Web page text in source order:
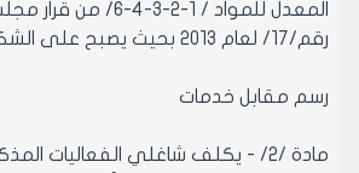
المعدل للمواد / 1-2-3-
رقم/17/ لعام 2013 بحيث يصبح على الشكل التالي :
رسم مقابل خدمات
مادة /2/ - يكلف شاغلي الفعاليات